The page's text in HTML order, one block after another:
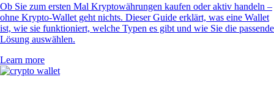
Ob Sie zum ersten Mal Kryptowährungen kaufen oder aktiv handeln –
ohne Krypto-Wallet geht nichts. Dieser Guide erklärt, was eine Wallet
ist, wie sie funktioniert, welche Typen es gibt und wie Sie die passende
Lösung auswählen.
Learn more